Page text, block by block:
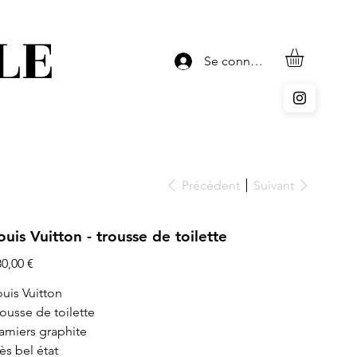
Se connecter
Précédent Suivant
Vuitton - trousse de toilette
€
Vuitton
de toilette
graphite
bel état